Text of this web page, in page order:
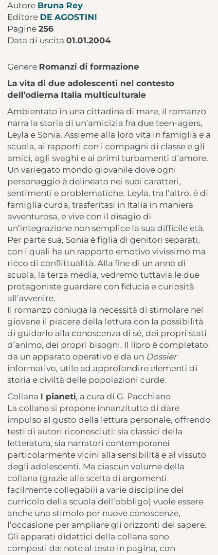
Autore Bruna Rey
Editore DE AGOSTINI
Pagine 256
Data di uscita 01.01.2004
Genere Romanzi di formazione
La vita di due adolescenti nel contesto
dell’odierna Italia multiculturale
Ambientato in una cittadina di mare, il romanzo
narra la storia di un’amicizia fra due teen-agers,
Leyla e Sonia. Assieme alla loro vita in famiglia e a
scuola, ai rapporti con i compagni di classe e gli
amici, agli svaghi e ai primi turbamenti d’amore.
Un variegato mondo giovanile dove ogni
personaggio è delineato nei suoi caratteri,
sentimenti e problematiche. Leyla, tra l’altro, è di
famiglia curda, trasferitasi in Italia in maniera
avventurosa, e vive con il disagio di
un’integrazione non semplice la sua difficile età.
Per parte sua, Sonia è figlia di genitori separati,
con i quali ha un rapporto emotivo vivissimo ma
ricco di conflittualità. Alla fine di un anno di
scuola, la terza media, vedremo tuttavia le due
protagoniste guardare con fiducia e curiosità
all’avvenire.
Il romanzo coniuga la necessità di stimolare nel
giovane il piacere della lettura con la possibilità
di guidarlo alla conoscenza di sé, dei propri stati
d’animo, dei propri bisogni. Il libro è completato
da un apparato operativo e da un Dossier
informativo, utile ad approfondire elementi di
storia e civiltà delle popolazioni curde.
Collana I pianeti, a cura di G. Pacchiano
La collana si propone innanzitutto di dare
impulso al gusto della lettura personale, offrendo
testi di autori riconosciuti: sia classici della
letteratura, sia narratori contemporanei
particolarmente vicini alla sensibilità e al vissuto
degli adolescenti. Ma ciascun volume della
collana (grazie alla scelta di argomenti
facilmente collegabili a varie discipline del
curricolo della scuola dell’obbligo) vuole essere
anche uno stimolo per nuove conoscenze,
l’occasione per ampliare gli orizzonti del sapere.
Gli apparati didattici della collana sono
composti da: note al testo in pagina, con